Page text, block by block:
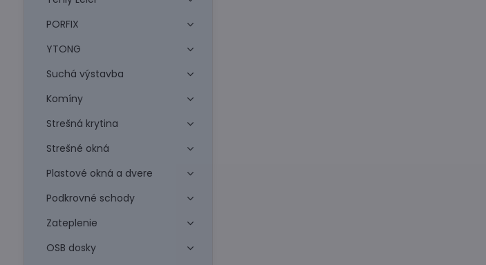
PORFIX
YTONG
Suchá výstavba
Komíny
Strešná krytina
Strešné okná
Plastové okná a dvere
Podkrovné schody
Zateplenie
OSB dosky